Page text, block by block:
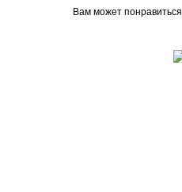
Вам может понравиться